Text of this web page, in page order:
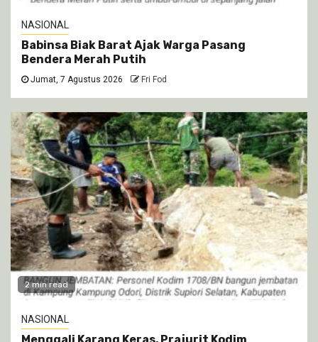
NASIONAL
Babinsa Biak Barat Ajak Warga Pasang
Bendera Merah Putih
Jumat, 7 Agustus 2026 Fri Fod
2 min read
NASIONAL